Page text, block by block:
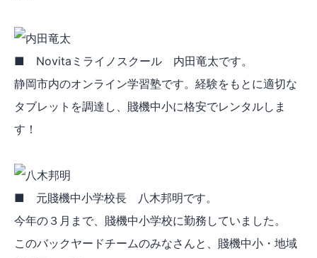
■ Novitaミライノスクール 内田竜太です。
静岡市内のオンライン学習塾です。経験をもとに適切な
タブレットを調達し、賤機中小に格安でレンタルしま
す！
■ 元賤機中小学校長 八木邦明です。
今年の３月まで、賤機中小学校に勤務していました。
このバックヤードチームのみなさんと、賤機中小・地域